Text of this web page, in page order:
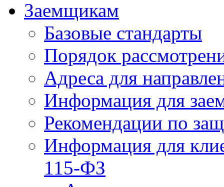
Заемщикам
Базовые стандарты
Порядок
Адреса для
Информация для
Рекомендации по
Информация для
115-ФЗ